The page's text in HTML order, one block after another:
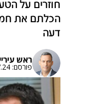
הכלתם את
דעה
ראש
פורסם: